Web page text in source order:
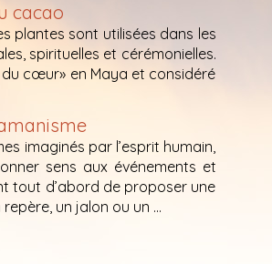
cacao
plantes sont utilisées dans les
spirituelles et cérémonielles.
cœur» en Maya et considéré
imaginés par l’esprit humain,
sens aux événements et
tout d’abord de proposer une
un jalon ou un ...